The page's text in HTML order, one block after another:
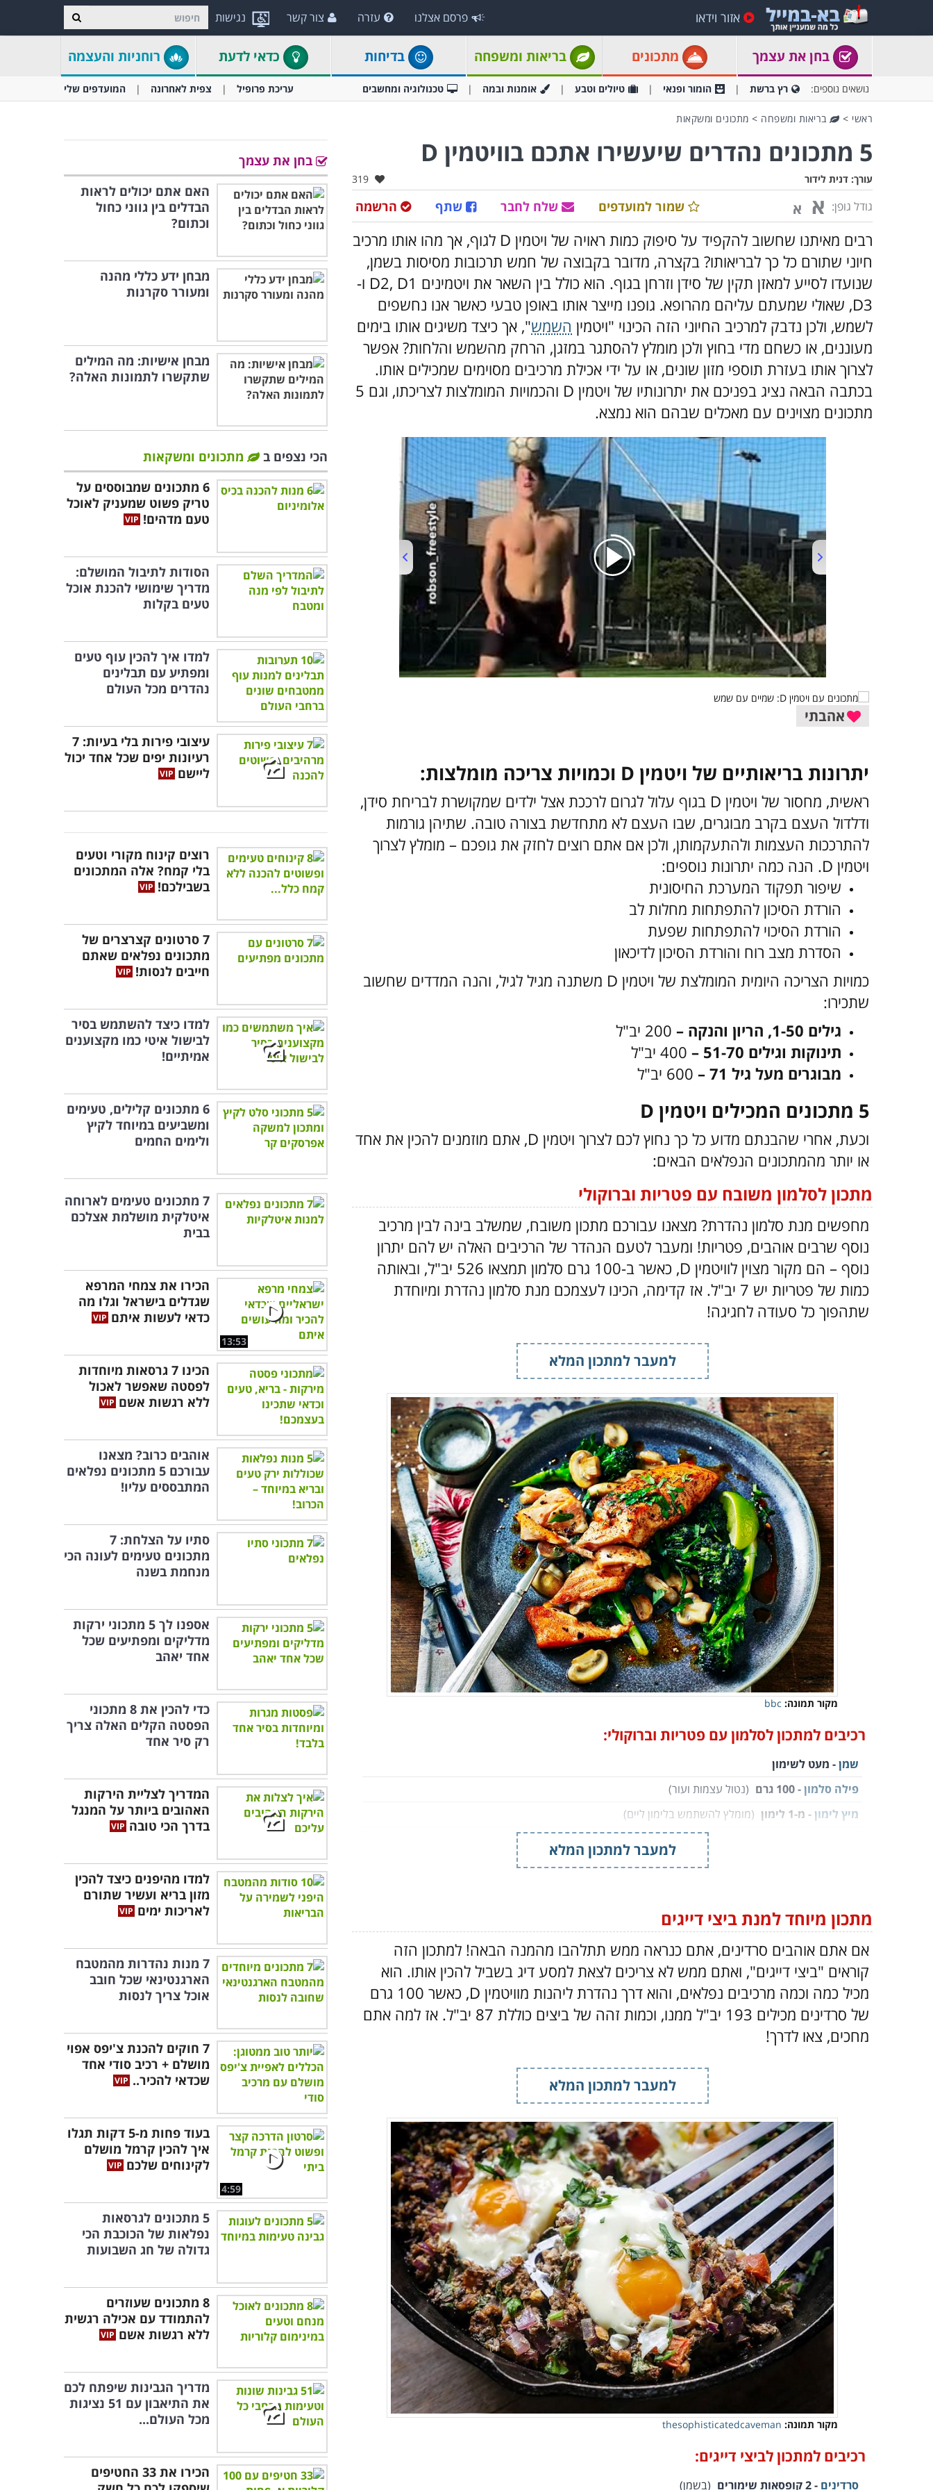
נגישות אזור וידאו פרסם אצלנו עזרה צור קשר
בחן את עצמך מתכונים בריאות ומשפחה בדיחות כדאי לדעת רוחניות והעצמה
נושאים נוספים: רץ ברשת הומור ופנאי טיולים וטבע אומנות ובמה טכנולוגיה ומחשבים עריכת פרופיל צפית לאחרונה המועדפים שלי
ראשי > בריאות ומשפחה > מתכונים ומשקאות
5 מתכונים נהדרים שיעשירו אתכם בוויטמין D
עורך: דנית לידור אהבו:
319
גודל גופן: א א הרשמה שתף שלח לחבר שמור למועדפים
רבים מאיתנו שחשוב להקפיד על סיפוק כמות ראויה של ויטמין D לגוף, אך מהו אותו מרכיב
חיוני שתורם כל כך לבריאותו? בקצרה, מדובר בקבוצה של חמש תרכובות מסיסות בשמן,
שנועדו לסייע למאזן תקין של סידן וזרחן בגוף. הוא כולל בין השאר את ויטמינים D2, D1 ו-
D3, שאולי שמעתם עליהם מהרופא. גופנו מייצר אותו באופן טבעי כאשר אנו נחשפים
לשמש, ולכן נדבק למרכיב החיוני הזה הכינוי "ויטמין השמש", אך כיצד משיגים אותו בימים
מעוננים, או כשחם מדי בחוץ ולכן מומלץ להסתגר במזגן, הרחק מהשמש והלחות? אפשר
לצרוך אותו בעזרת תוספי מזון שונים, או על ידי אכילת מרכיבים מסוימים שמכילים אותו.
בכתבה הבאה נציג בפניכם את יתרונותיו של ויטמין D והכמויות המומלצות לצריכתו, וגם 5
מתכונים מצוינים עם מאכלים שבהם הוא נמצא.
00:00 /01:05
אהבתי
יתרונות בריאותיים של ויטמין D וכמויות צריכה מומלצות:
ראשית, מחסור של ויטמין D בגוף עלול לגרום לרככת אצל ילדים שמקושרת לבריחת סידן,
ודלדול העצם בקרב מבוגרים, שבו העצם לא מתחדשת בצורה טובה. שתיהן גורמות
להתרככות העצמות ולהתעקמותן, ולכן אם אתם רוצים לחזק את גופכם – מומלץ לצרוך
ויטמין D. הנה כמה יתרונות נוספים:
שיפור תפקוד המערכת החיסונית
הורדת הסיכון להתפתחות מחלות לב
הורדת הסיכוי להתפתחות שפעת
הסדרת מצב רוח והורדת הסיכון לדיכאון
כמויות הצריכה היומית המומלצת של ויטמין D משתנה מגיל לגיל, והנה המדדים שחשוב
שתכירו:
גילים 1-50, הריון והנקה –
200 יב"ל
תינוקות וגילים 51-70 –
מבוגרים מעל גיל 71 –
5 מתכונים המכילים ויטמין D
וכעת, אחרי שהבנתם מדוע כל כך נחוץ לכם לצרוך ויטמין D, אתם מוזמנים להכין את אחד
או יותר מהמתכונים הנפלאים הבאים:
מתכון לסלמון משובח עם פטריות וברוקולי
מחפשים מנת סלמון נהדרת? מצאנו עבורכם מתכון משובח, שמשלב בינה לבין מרכיב
נוסף שרבים אוהבים, פטריות! ומעבר לטעם הנהדר של הרכיבים האלה יש להם יתרון
נוסף – הם מקור מצוין לוויטמין D, כאשר ב-100 גרם סלמון תמצאו 526 יב"ל, ובאותה
כמות של פטריות יש 7 יב"ל. אז קדימה, הכינו לעצמכם מנת סלמון נהדרת ומיוחדת
שתהפוך כל סעודה לחגיגה!
למעבר למתכון המלא
מקור תמונה: bbc
רכיבים למתכון לסלמון עם פטריות וברוקולי:
שמן- מעט לשימון
פילה סלמון- 100 גרם
(נטול עצמות ועור)
מיץ לימון - מ-1 לימון
(מומלץ להשתמש בלימון ליים)
(מחולק)
מלח- לפי הטעם
פטריות שמפיניון- 100 גרם
(חתוכות)
ברוקולי- 100 גרם
(קצוץ)
שן שום- 1
(קצוצה)
פטרוזיליה- 2 כפות
למעבר למתכון המלא
מתכון מיוחד למנת ביצי דייגים
אם אתם אוהבים סרדינים, אתם כנראה ממש תתלהבו מהמנה הבאה! למתכון הזה
קוראים "ביצי דייגים", ואתם ממש לא צריכים לצאת למסע דיג בשביל להכין אותו. הוא
מכיל כמה וכמה מרכיבים נפלאים, והוא דרך נהדרת ליהנות מוויטמין D, כאשר 100 גרם
של סרדינים מכילים 193 יב"ל ממנו, וכמות זהה של ביצים כוללת 87 יב"ל. אז למה אתם
מחכים, צאו לדרך!
למעבר למתכון המלא
מקור תמונה: thesophisticatedcaveman
רכיבים למתכון לביצי דייגים:
סרדינים - 2 קופסאות שימורים (בשמן)
בחן את עצמך
האם אתם יכולים לראות
הבדלים בין גווני כחול
וכתום?
מבחן ידע כללי מהנה
ומעורר סקרנות
מבחן אישיות: מה המילים
שתקשרו לתמונות האלה?
הכי נצפים ב
מתכונים ומשקאות
6 מתכונים שמבוססים על
טריק פשוט שמעניק לאוכל
טעם מדהים!
הסודות לתיבול המושלם:
מדריך שימושי להכנת אוכל
טעים בקלות
למדו איך להכין עוף טעים
ומפתיע עם תבלינים
נהדרים מכל העולם
עיצובי פירות בלי בעיות: 7
רעיונות יפים שכל אחד יכול
ליישם
רוצים קינוח מקורי וטעים
בלי קמח? אלה המתכונים
בשבילכם!
7 סרטונים קצרצרים של
מתכונים נפלאים שאתם
חייבים לנסות!
למדו כיצד להשתמש בסיר
לבישול איטי כמו מקצוענים
אמיתיים!
6 מתכונים קלילים, טעימים
ומשביעים במיוחד לקיץ
ולימים החמים
7 מתכונים טעימים לארוחה
איטלקית מושלמת אצלכם
בבית
13:53
הכירו את צמחי המרפא
שגדלים בישראל וגלו מה
כדאי לעשות איתם
הכינו 7 גרסאות מיוחדות
לפסטה שאפשר לאכול
ללא רגשות אשם
אוהבים כרוב? מצאנו
עבורכם 5 מתכונים נפלאים
המתבססים עליו!
סתיו על הצלחת: 7
מתכונים טעימים לעונה הכי
מנחמת בשנה
אספנו לך 5 מתכוני ירקות
מדליקים ומפתיעים שכל
אחד יאהב
כדי להכין את 8 מתכוני
הפסטה הקלים האלה צריך
רק סיר אחד
המדריך לצליית הירקות
האהובים ביותר על המנגל
בדרך הכי טובה
למדו מהיפנים כיצד להכין
מזון בריא ועשיר שתורם
לאריכות ימים
7 מנות נהדרות מהמטבח
הארגנטינאי שכל חובב
אוכל צריך לנסות
7 חוקים להכנת צ'יפס אפוי
מושלם + רכיב סודי אחד
שכדאי להכיר..
4:59
בעוד פחות מ-5 דקות תגלו
איך להכין קרמל מושלם
לקינוחים שלכם
5 מתכונים לגרסאות
נפלאות של הכוכבת הכי
גדולה של חג השבועות
8 מתכונים שעוזרים
להתמודד עם אכילה רגשית
ללא רגשות אשם
מדריך הגבינות שיפתח לכם
את התיאבון עם 51 נציגות
מכל העולם...
הכירו את 33 החטיפים